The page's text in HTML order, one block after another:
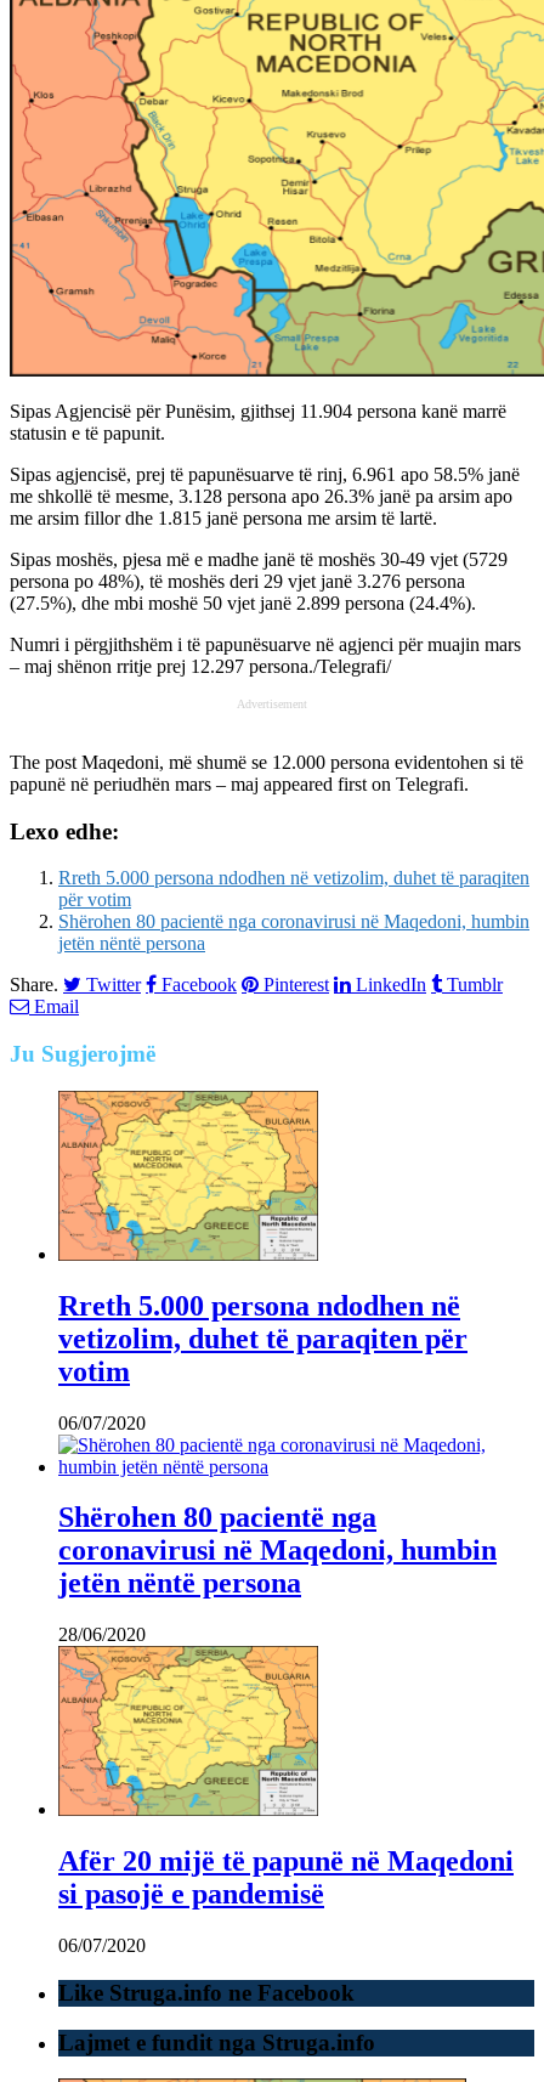
Sipas Agjencisë për Punësim, gjithsej 11.904 persona kanë marrë
statusin e të papunit.
Sipas agjencisë, prej të papunësuarve të rinj, 6.961 apo 58.5% janë
me shkollë të mesme, 3.128 persona apo 26.3% janë pa arsim apo
me arsim fillor dhe 1.815 janë persona me arsim të lartë.
Sipas moshës, pjesa më e madhe janë të moshës 30-49 vjet (5729
persona po 48%), të moshës deri 29 vjet janë 3.276 persona
(27.5%), dhe mbi moshë 50 vjet janë 2.899 persona (24.4%).
Numri i përgjithshëm i të papunësuarve në agjenci për muajin mars
– maj shënon rritje prej 12.297 persona./Telegrafi/
Advertisement
The post Maqedoni, më shumë se 12.000 persona evidentohen si të
papunë në periudhën mars – maj appeared first on Telegrafi.
Lexo edhe:
Rreth 5.000 persona ndodhen në vetizolim, duhet të paraqiten
për votim
Shërohen 80 pacientë nga coronavirusi në Maqedoni, humbin
jetën nëntë persona
Share.
Twitter Facebook Pinterest LinkedIn
Tumblr
Email
Ju Sugjerojmë
Rreth 5.000 persona ndodhen në
vetizolim, duhet të paraqiten për
votim
06/07/2020
Shërohen 80 pacientë nga
coronavirusi në Maqedoni, humbin
jetën nëntë persona
28/06/2020
Afër 20 mijë të papunë në Maqedoni
si pasojë e pandemisë
06/07/2020
Like Struga.info ne Facebook
Lajmet e fundit nga Struga.info